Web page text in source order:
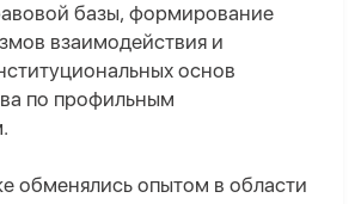
базы, формирование
взаимодействия и
основ
по профильным
обменялись опытом в области